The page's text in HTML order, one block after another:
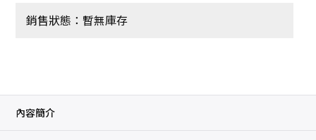
銷售狀態：暫無庫存
內容簡介